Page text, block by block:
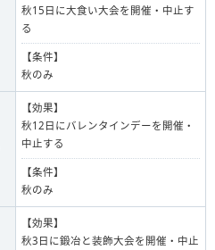
秋15日に大食い大会を開催・中止す
る
【条件】
秋のみ
【効果】
秋12日にバレンタインデーを開催・
中止する
【条件】
秋のみ
【効果】
秋3日に鍛冶と装飾大会を開催・中止